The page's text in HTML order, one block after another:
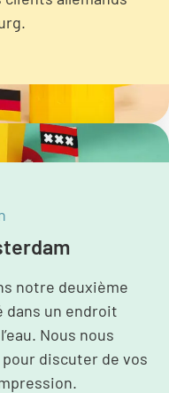
notre deuxième
dans un endroit
Nous nous
discuter de vos